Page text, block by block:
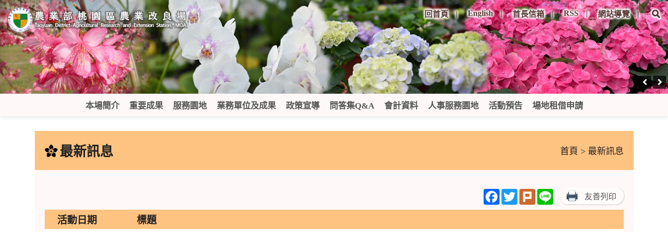
跳
到
主
要
內
容
區
塊
:::
回首頁 English 首長信箱 RSS 網站導覽
本場簡介 重要成果 服務園地 業務單位及成果 政策宣導 問答集Q&A 會計資料 人事服務園地 活動預告 場地租借申請
最新訊息 首頁 > 最新訊息
Facebook
TwitterPlurk Line 友善列印
活動日期
標題